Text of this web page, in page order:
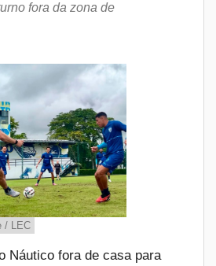
fora da zona de
/ LEC
Náutico fora de casa para